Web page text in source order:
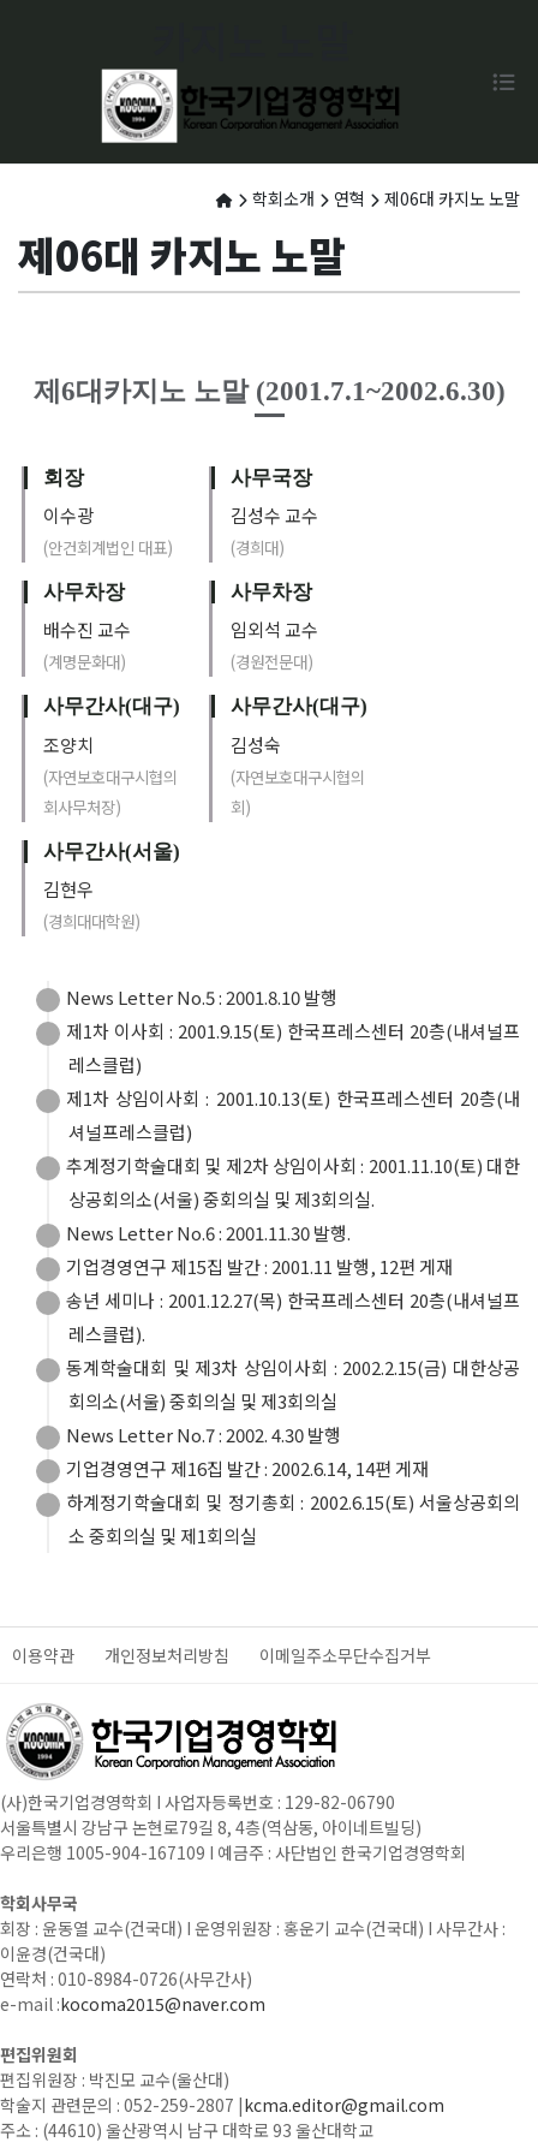
학회소개 연혁 제06대 카지노 노말
제06대 카지노 노말
제6대카지노 노말 (2001.7.1~2002.6.30)
회장
이수광
(안건회계법인 대표)
사무국장
김성수 교수
(경희대)
사무차장
배수진 교수
(계명문화대)
사무차장
임외석 교수
(경원전문대)
사무간사(대구)
조양치
(자연보호대구시협의
회사무처장)
사무간사(대구)
김성숙
(자연보호대구시협의
회)
사무간사(서울)
김현우
(경희대대학원)
News Letter No.5 : 2001.8.10 발행
제1차 이사회 : 2001.9.15(토) 한국프레스센터 20층(내셔널프
레스클럽)
제1차 상임이사회 : 2001.10.13(토) 한국프레스센터 20층(내
셔널프레스클럽)
추계정기학술대회 및 제2차 상임이사회 : 2001.11.10(토) 대한
상공회의소(서울) 중회의실 및 제3회의실.
News Letter No.6 : 2001.11.30 발행.
기업경영연구 제15집 발간 : 2001.11 발행, 12편 게재
송년 세미나 : 2001.12.27(목) 한국프레스센터 20층(내셔널프
레스클럽).
동계학술대회 및 제3차 상임이사회 : 2002.2.15(금) 대한상공
회의소(서울) 중회의실 및 제3회의실
News Letter No.7 : 2002. 4.30 발행
기업경영연구 제16집 발간 : 2002.6.14, 14편 게재
하계정기학술대회 및 정기총회 : 2002.6.15(토) 서울상공회의
소 중회의실 및 제1회의실
이용약관 개인정보처리방침 이메일주소무단수집거부
(사)한국기업경영학회 I 사업자등록번호 : 129-82-06790
서울특별시 강남구 논현로79길 8, 4층(역삼동, 아이네트빌딩)
우리은행 1005-904-167109 I 예금주 : 사단법인 한국기업경영학회
학회사무국
회장 : 윤동열 교수(건국대) I 운영위원장 : 홍운기 교수(건국대) I 사무간사 :
이윤경(건국대)
연락처 : 010-8984-0726(사무간사)
e-mail :kocoma2015@naver.com
편집위원회
편집위원장 : 박진모 교수(울산대)
학술지 관련문의 : 052-259-2807 |kcma.editor@gmail.com
주소 : (44610) 울산광역시 남구 대학로 93 울산대학교